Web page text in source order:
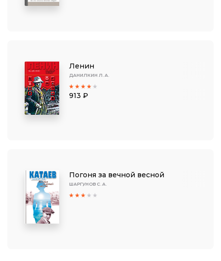
Ленин
ДАНИЛКИН Л. А.
913 ₽
Погоня за вечной весной
ШАРГУНОВ С. А.